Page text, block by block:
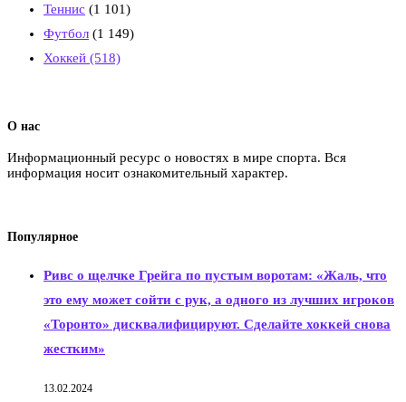
Теннис (1 101)
Футбол (1 149)
Хоккей (518)
О нас
Информационный ресурс о новостях в мире спорта. Вся
информация носит ознакомительный характер.
Популярное
Ривс о щелчке Грейга по пустым воротам: «Жаль, что
это ему может сойти с рук, а одного из лучших игроков
«Торонто» дисквалифицируют. Сделайте хоккей снова
жестким»
13.02.2024